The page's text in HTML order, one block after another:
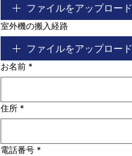
ファイルをアップロード
室外機の搬入経路
ファイルをアップロード
お名前 *
住所 *
電話番号 *